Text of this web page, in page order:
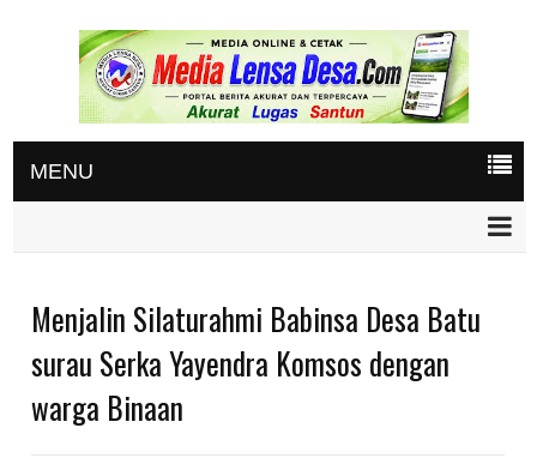
MENU
Menjalin Silaturahmi Babinsa Desa Batu
surau Serka Yayendra Komsos dengan
warga Binaan